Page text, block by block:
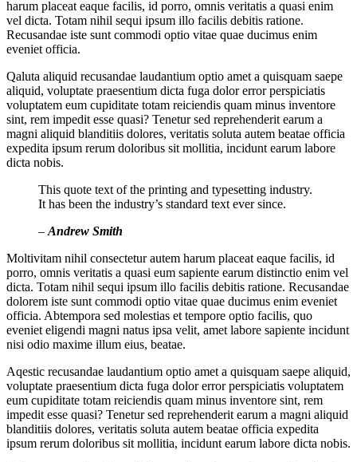
harum placeat eaque facilis, id porro, omnis veritatis a quasi enim
vel dicta. Totam nihil sequi ipsum illo facilis debitis ratione.
Recusandae iste sunt commodi optio vitae quae ducimus enim
eveniet officia.
Qaluta aliquid recusandae laudantium optio amet a quisquam saepe
aliquid, voluptate praesentium dicta fuga dolor error perspiciatis
voluptatem eum cupiditate totam reiciendis quam minus inventore
sint, rem impedit esse quasi? Tenetur sed reprehenderit earum a
magni aliquid blanditiis dolores, veritatis soluta autem beatae officia
expedita ipsum rerum doloribus sit mollitia, incidunt earum labore
dicta nobis.
This quote text of the printing and typesetting industry.
It has been the industry’s standard text ever since.
– Andrew Smith
Moltivitam nihil consectetur autem harum placeat eaque facilis, id
porro, omnis veritatis a quasi eum sapiente earum distinctio enim vel
dicta. Totam nihil sequi ipsum illo facilis debitis ratione. Recusandae
dolorem iste sunt commodi optio vitae quae ducimus enim eveniet
officia. Abtempora sed molestias et tempore optio facilis, quo
eveniet eligendi magni natus ipsa velit, amet labore sapiente incidunt
nisi odio maxime illum eius, beatae.
Aqestic recusandae laudantium optio amet a quisquam saepe aliquid,
voluptate praesentium dicta fuga dolor error perspiciatis voluptatem
eum cupiditate totam reiciendis quam minus inventore sint, rem
impedit esse quasi? Tenetur sed reprehenderit earum a magni aliquid
blanditiis dolores, veritatis soluta autem beatae officia expedita
ipsum rerum doloribus sit mollitia, incidunt earum labore dicta nobis.